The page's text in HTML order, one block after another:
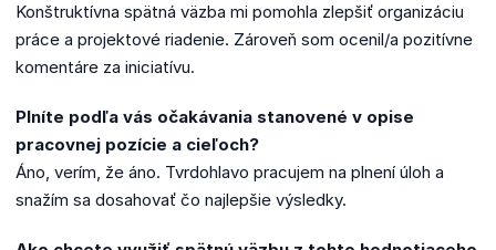
Konštruktívna spätná väzba mi pomohla zlepšiť organizáciu
práce a projektové riadenie. Zároveň som ocenil/a pozitívne
komentáre za iniciatívu.
Plníte podľa vás očakávania stanovené v opise
pracovnej pozície a cieľoch?
Áno, verím, že áno. Tvrdohlavo pracujem na plnení úloh a
snažím sa dosahovať čo najlepšie výsledky.